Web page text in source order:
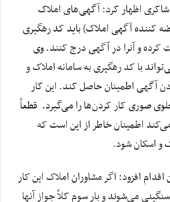
اظهار کرد: آگهی‌های املاک
کننده آگهی املاک) باید کد رهگیری
کرده و آنرا در آگهی درج کنند. وی
با کد رهگیری به سامانه املاک و
آگهی اطمینان حاصل کند. این کار
صوری کار کردن‌ها را می‌گیرد. قطعاً
اطمینان خاطر از این است که
و اسکان شود.
افزود: اگر مشاوران املاک این کار
می‌شوند و بار سوم کلاً جواز آنها